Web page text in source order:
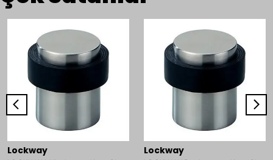
Lockway Lockway